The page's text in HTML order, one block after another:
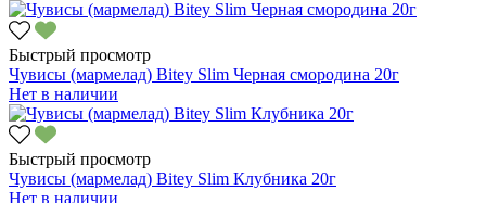
Быстрый просмотр
Чувисы (мармелад) Bitey Slim Черная смородина 20г
Нет в наличии
Быстрый просмотр
Чувисы (мармелад) Bitey Slim Клубника 20г
Нет в наличии